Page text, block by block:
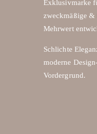
Exklusivmarke
zweckmäßige &
Mehrwert
Schlichte
moderne
Vordergrund.